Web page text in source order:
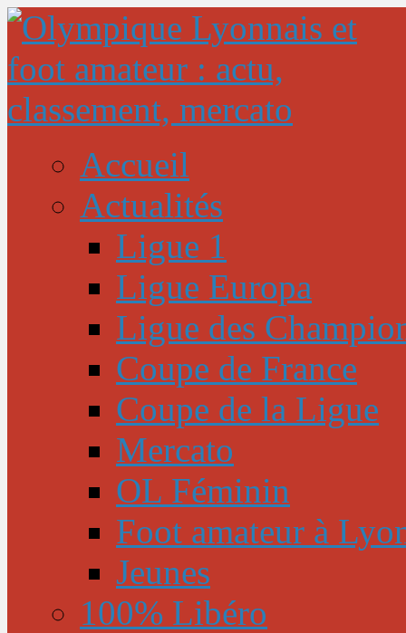
Accueil
Actualités
Ligue 1
Ligue Europa
Ligue des
Coupe de France
Coupe de la Ligue
Mercato
OL Féminin
Foot amateur à
Jeunes
100% Libéro